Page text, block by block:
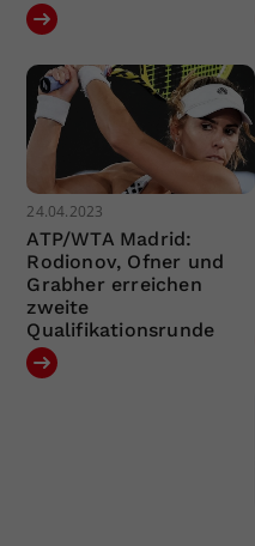
24.04.2023
ATP/WTA Madrid:
Rodionov, Ofner und
Grabher erreichen
zweite
Qualifikationsrunde